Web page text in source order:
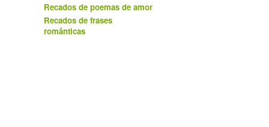
Recados de poemas de amor
Recados de frases
românticas